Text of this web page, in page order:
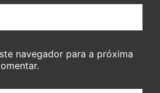
navegador para a próxima